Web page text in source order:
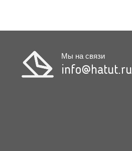
Мы на связи
info@hatut.ru